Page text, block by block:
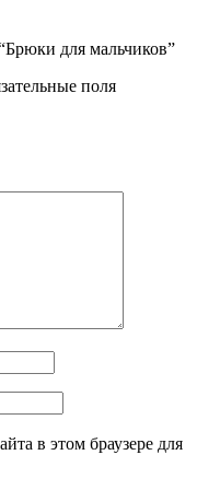
для мальчиков”
поля
в этом браузере для